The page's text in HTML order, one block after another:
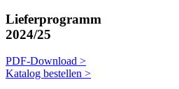
Lieferprogramm
2024/25
PDF-Download >
Katalog bestellen >